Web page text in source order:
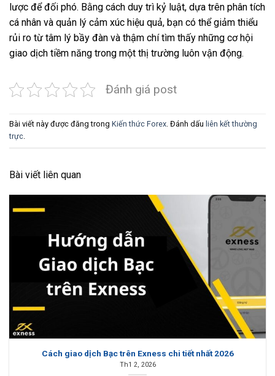
lược để đối phó. Bằng cách duy trì kỷ luật, dựa trên phân tích
cá nhân và quản lý cảm xúc hiệu quả, bạn có thể giảm thiểu
rủi ro từ tâm lý bầy đàn và thậm chí tìm thấy những cơ hội
giao dịch tiềm năng trong một thị trường luôn vận động.
Đánh giá post
Bài viết này được đăng trong Kiến thức Forex . Đánh dấu liên kết thường
trực
Bài viết liên quan
Cách giao dịch Bạc trên Exness chi tiết nhất 2026
Th1 2, 2026